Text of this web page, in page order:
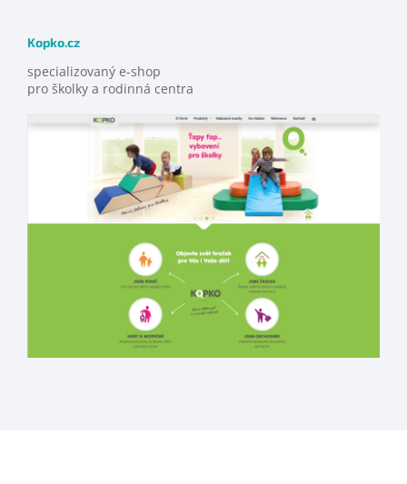
Kopko.cz
specializovaný e-shop
pro školky a rodinná centra